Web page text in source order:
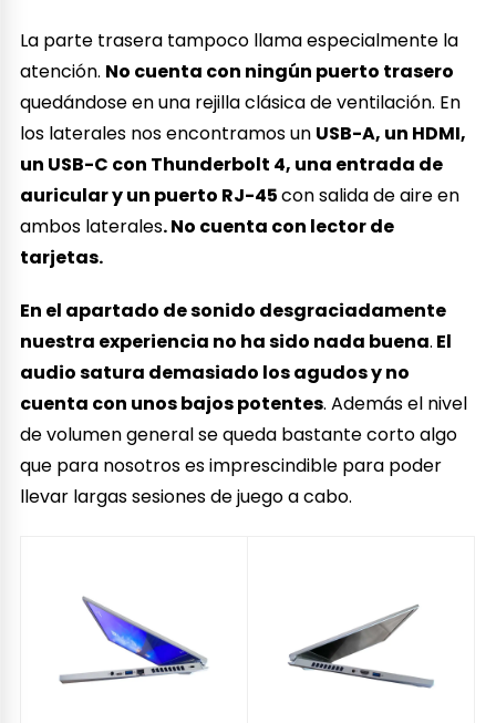
La parte trasera tampoco llama especialmente la
atención. No cuenta con ningún puerto trasero
quedándose en una rejilla clásica de ventilación. En
los laterales nos encontramos un USB-A, un HDMI,
un USB-C con Thunderbolt 4, una entrada de
auricular y un puerto RJ-45con salida de aire en
ambos laterales. No cuenta con lector de
tarjetas.
En el apartado de sonido desgraciadamente
nuestra experiencia no ha sido nada buena. El
audio satura demasiado los agudos y no
cuenta con unos bajos potentes. Además el nivel
de volumen general se queda bastante corto algo
que para nosotros es imprescindible para poder
llevar largas sesiones de juego a cabo.